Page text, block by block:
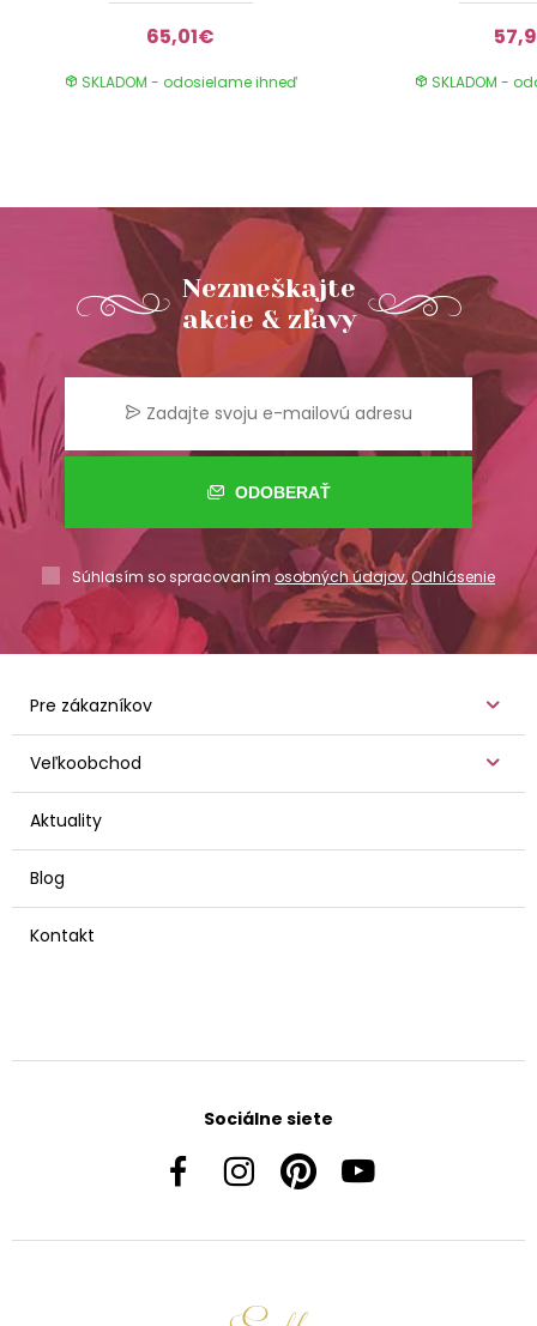
65,01€
SKLADOM - odosielame ihneď SKLADOM -
Nezmeškajte
akcie & zľavy
ODOBERAŤ
Súhlasím so spracovaním osobných údajov,Odhlásenie
Pre zákazníkov
Veľkoobchod
Aktuality
Blog
Kontakt
Sociálne siete